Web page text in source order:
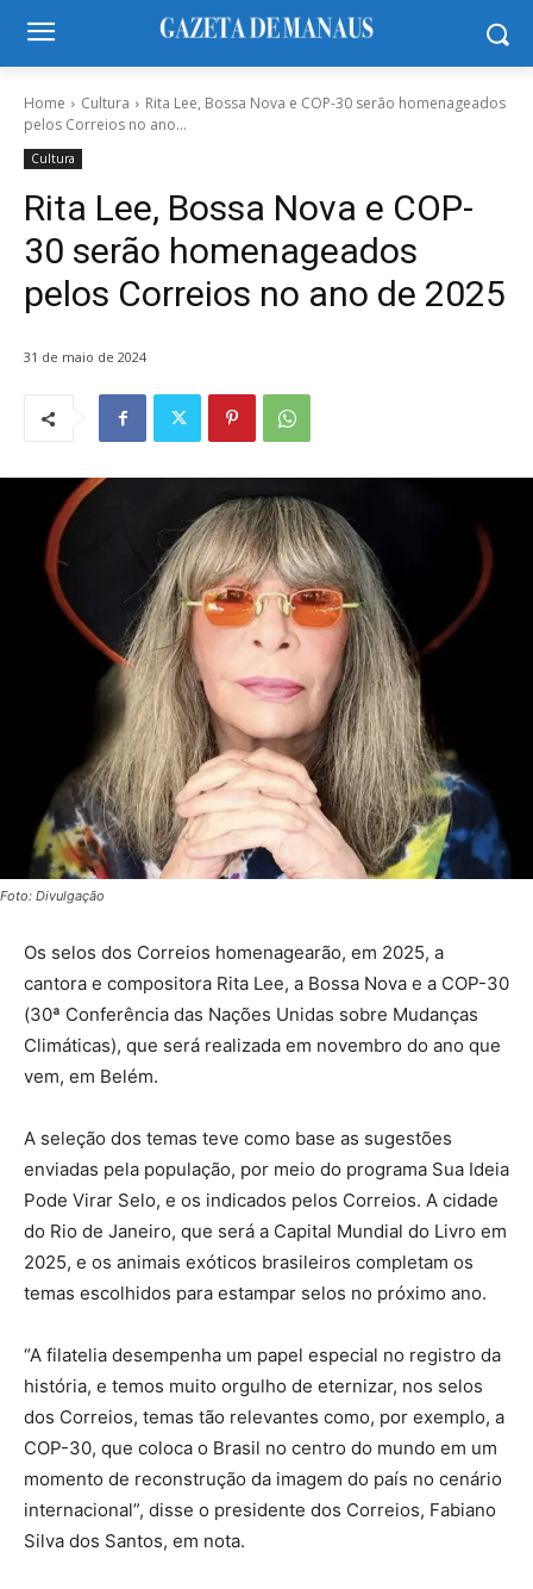
Home Cultura
Rita Lee, Bossa Nova e COP-30 serão homenageados
pelos Correios no ano...
Cultura
Rita Lee, Bossa Nova e COP-
30 serão homenageados
pelos Correios no ano de 2025
31 de maio de 2024
Foto: Divulgação
Os selos dos Correios homenagearão, em 2025, a
cantora e compositora Rita Lee, a Bossa Nova e a COP-30
(30ª Conferência das Nações Unidas sobre Mudanças
Climáticas), que será realizada em novembro do ano que
vem, em Belém.
A seleção dos temas teve como base as sugestões
enviadas pela população, por meio do programa Sua Ideia
Pode Virar Selo, e os indicados pelos Correios. A cidade
do Rio de Janeiro, que será a Capital Mundial do Livro em
2025, e os animais exóticos brasileiros completam os
temas escolhidos para estampar selos no próximo ano.
“A filatelia desempenha um papel especial no registro da
história, e temos muito orgulho de eternizar, nos selos
dos Correios, temas tão relevantes como, por exemplo, a
COP-30, que coloca o Brasil no centro do mundo em um
momento de reconstrução da imagem do país no cenário
internacional”, disse o presidente dos Correios, Fabiano
Silva dos Santos, em nota.